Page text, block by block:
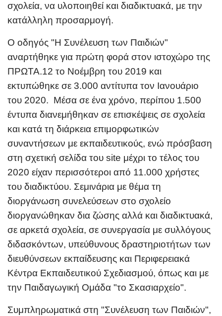
σχολεία, να υλοποιηθεί και διαδικτυακά, με την
κατάλληλη προσαρμογή.
Ο οδηγός "Η Συνέλευση των Παιδιών"
αναρτήθηκε για πρώτη φορά στον ιστοχώρο της
ΠΡΩΤΑ.12 το Νοέμβρη του 2019 και
εκτυπώθηκε σε 3.000 αντίτυπα τον Ιανουάριο
του 2020. Μέσα σε ένα χρόνο, περίπου 1.500
έντυπα διανεμήθηκαν σε επισκέψεις σε σχολεία
και κατά τη διάρκεια επιμορφωτικών
συναντήσεων με εκπαιδευτικούς, ενώ πρόσβαση
στη σχετική σελίδα του site μέχρι το τέλος του
2020 είχαν περισσότεροι από 11.000 χρήστες
του διαδικτύου. Σεμινάρια με θέμα τη
διοργάνωση συνελεύσεων στο σχολείο
διοργανώθηκαν δια ζώσης αλλά και διαδικτυακά,
σε αρκετά σχολεία, σε συνεργασία με συλλόγους
διδασκόντων, υπεύθυνους δραστηριοτήτων των
διευθύνσεων εκπαίδευσης και Περιφερειακά
Κέντρα Εκπαιδευτικού Σχεδιασμού, όπως και με
την Παιδαγωγική Ομάδα "το Σκασιαρχείο".
Συμπληρωματικά στη "Συνέλευση των Παιδιών",